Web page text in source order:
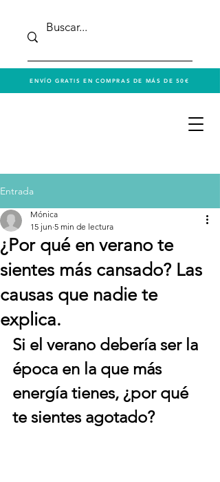
ENVÍO GRATIS EN COMPRAS DE MÁS DE 50€
Entrada
¿Por qué en verano te
sientes más cansado? Las
causas que nadie te
explica.
Mónica
15 jun 5 min de lectura
Si el verano debería ser la
época en la que más
energía tienes, ¿por qué
te sientes agotado?